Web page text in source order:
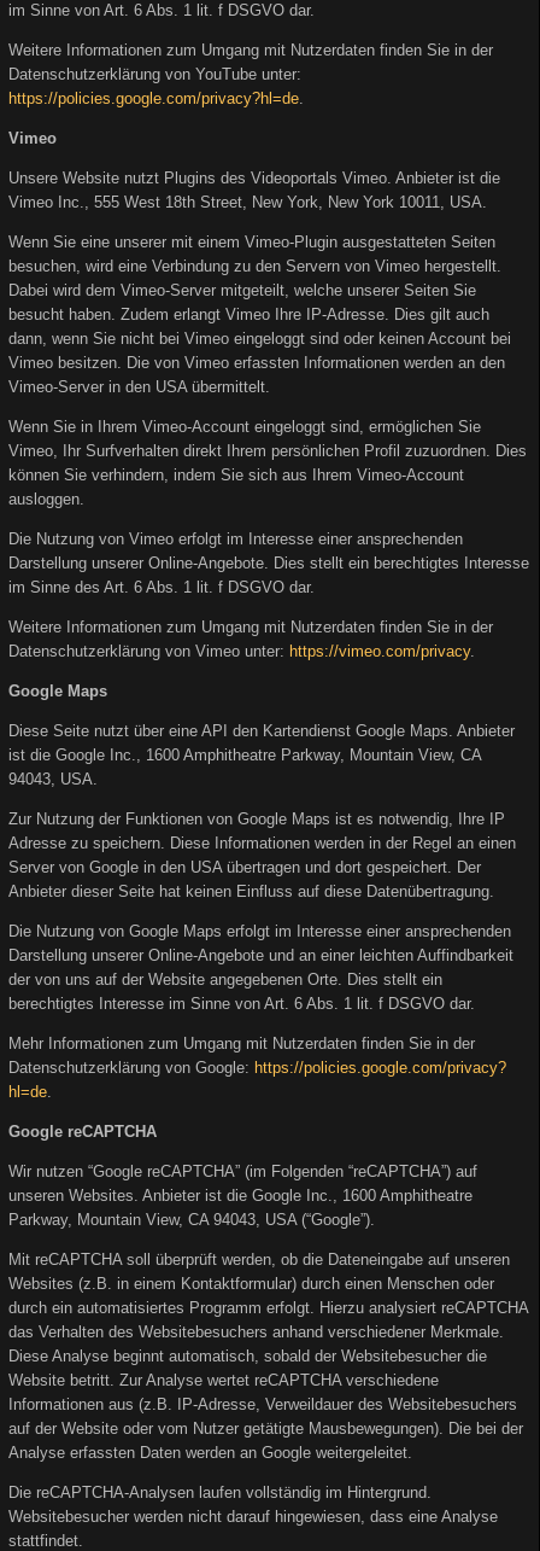
im Sinne von Art. 6 Abs. 1 lit. f DSGVO dar.
Weitere Informationen zum Umgang mit Nutzerdaten finden Sie in der
Datenschutzerklärung von YouTube unter:
https://policies.google.com/privacy?hl=de
Vimeo
Unsere Website nutzt Plugins des Videoportals Vimeo. Anbieter ist die
Vimeo Inc., 555 West 18th Street, New York, New York 10011, USA.
Wenn Sie eine unserer mit einem Vimeo-Plugin ausgestatteten Seiten
besuchen, wird eine Verbindung zu den Servern von Vimeo hergestellt.
Dabei wird dem Vimeo-Server mitgeteilt, welche unserer Seiten Sie
besucht haben. Zudem erlangt Vimeo Ihre IP-Adresse. Dies gilt auch
dann, wenn Sie nicht bei Vimeo eingeloggt sind oder keinen Account bei
Vimeo besitzen. Die von Vimeo erfassten Informationen werden an den
Vimeo-Server in den USA übermittelt.
Wenn Sie in Ihrem Vimeo-Account eingeloggt sind, ermöglichen Sie
Vimeo, Ihr Surfverhalten direkt Ihrem persönlichen Profil zuzuordnen. Dies
können Sie verhindern, indem Sie sich aus Ihrem Vimeo-Account
ausloggen.
Die Nutzung von Vimeo erfolgt im Interesse einer ansprechenden
Darstellung unserer Online-Angebote. Dies stellt ein berechtigtes Interesse
im Sinne des Art. 6 Abs. 1 lit. f DSGVO dar.
Weitere Informationen zum Umgang mit Nutzerdaten finden Sie in der
Datenschutzerklärung von Vimeo unter: https://vimeo.com/privacy.
Google Maps
Diese Seite nutzt über eine API den Kartendienst Google Maps. Anbieter
ist die Google Inc., 1600 Amphitheatre Parkway, Mountain View, CA
94043, USA.
Zur Nutzung der Funktionen von Google Maps ist es notwendig, Ihre IP
Adresse zu speichern. Diese Informationen werden in der Regel an einen
Server von Google in den USA übertragen und dort gespeichert. Der
Anbieter dieser Seite hat keinen Einfluss auf diese Datenübertragung.
Die Nutzung von Google Maps erfolgt im Interesse einer ansprechenden
Darstellung unserer Online-Angebote und an einer leichten Auffindbarkeit
der von uns auf der Website angegebenen Orte. Dies stellt ein
berechtigtes Interesse im Sinne von Art. 6 Abs. 1 lit. f DSGVO dar.
Mehr Informationen zum Umgang mit Nutzerdaten finden Sie in der
Datenschutzerklärung von Google: https://policies.google.com/privacy?
hl=de
Google reCAPTCHA
Wir nutzen “Google reCAPTCHA” (im Folgenden “reCAPTCHA”) auf
unseren Websites. Anbieter ist die Google Inc., 1600 Amphitheatre
Parkway, Mountain View, CA 94043, USA (“Google”).
Mit reCAPTCHA soll überprüft werden, ob die Dateneingabe auf unseren
Websites (z.B. in einem Kontaktformular) durch einen Menschen oder
durch ein automatisiertes Programm erfolgt. Hierzu analysiert reCAPTCHA
das Verhalten des Websitebesuchers anhand verschiedener Merkmale.
Diese Analyse beginnt automatisch, sobald der Websitebesucher die
Website betritt. Zur Analyse wertet reCAPTCHA verschiedene
Informationen aus (z.B. IP-Adresse, Verweildauer des Websitebesuchers
auf der Website oder vom Nutzer getätigte Mausbewegungen). Die bei der
Analyse erfassten Daten werden an Google weitergeleitet.
Die reCAPTCHA-Analysen laufen vollständig im Hintergrund.
Websitebesucher werden nicht darauf hingewiesen, dass eine Analyse
stattfindet.